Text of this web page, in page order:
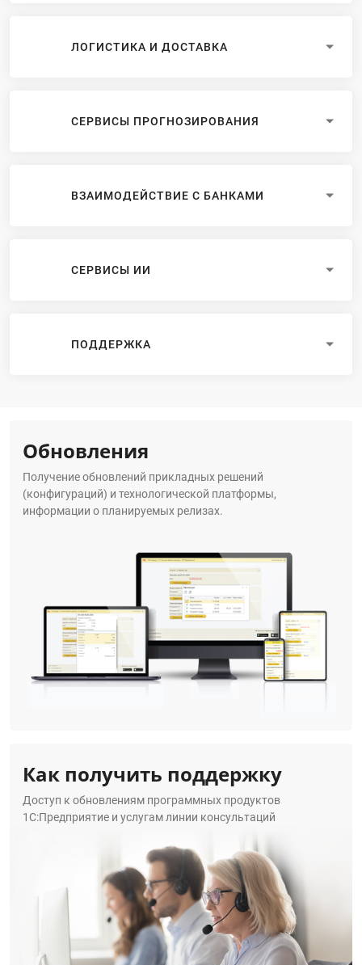
ЛОГИСТИКА И ДОСТАВКА
СЕРВИСЫ ПРОГНОЗИРОВАНИЯ
ВЗАИМОДЕЙСТВИЕ С БАНКАМИ
СЕРВИСЫ ИИ
ПОДДЕРЖКА
Обновления
Получение обновлений прикладных решений
(конфигураций) и технологической платформы,
информации о планируемых релизах.
Как получить поддержку
Доступ к обновлениям программных продуктов
1С:Предприятие и услугам линии консультаций